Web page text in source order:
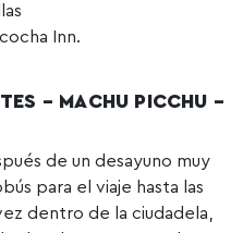
Inn.
– MACHU PICCHU –
de un desayuno muy
para el viaje hasta las
dentro de la ciudadela,